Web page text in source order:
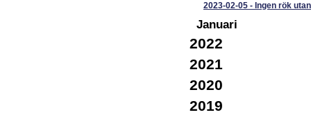
2023-02-05 - Ingen rök
Januari
2022
2021
2020
2019